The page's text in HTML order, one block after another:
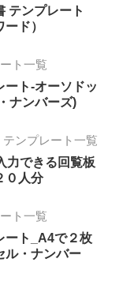
テンプレート
ード）
ト一覧
ート-オーソドッ
ナンバーズ)
ンプレート一覧
力できる回覧板
０人分
ト一覧
ート_A4で２枚
ル・ナンバー